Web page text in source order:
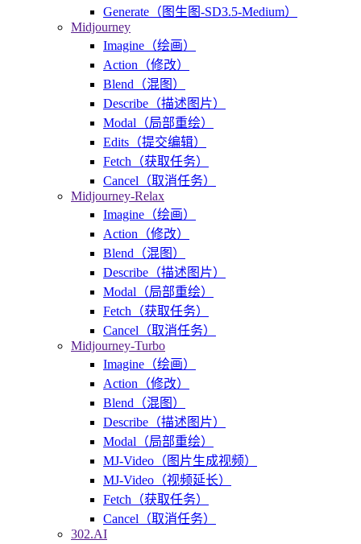
Generate（图生图-SD3.5-Medium）
Midjourney
Imagine（绘画）
Action（修改）
Blend（混图）
Describe（描述图片）
Modal（局部重绘）
Edits（提交编辑）
Fetch（获取任务）
Cancel（取消任务）
Midjourney-Relax
Imagine（绘画）
Action（修改）
Blend（混图）
Describe（描述图片）
Modal（局部重绘）
Fetch（获取任务）
Cancel（取消任务）
Midjourney-Turbo
Imagine（绘画）
Action（修改）
Blend（混图）
Describe（描述图片）
Modal（局部重绘）
MJ-Video（图片生成视频）
MJ-Video（视频延长）
Fetch（获取任务）
Cancel（取消任务）
302.AI